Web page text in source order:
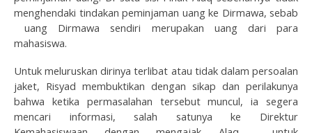
menghendaki tindakan peminjaman uang ke Dirmawa, sebab
uang Dirmawa sendiri merupakan uang dari para
mahasiswa.
Untuk meluruskan dirinya terlibat atau tidak dalam persoalan
jaket, Risyad membuktikan dengan sikap dan perilakunya
bahwa ketika permasalahan tersebut muncul, ia segera
mencari informasi, salah satunya ke Direktur